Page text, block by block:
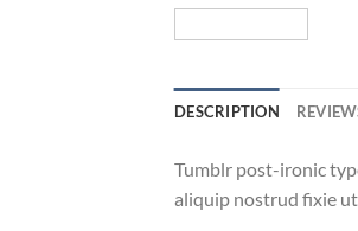
DESCRIPTION
Tumblr post-ironic
aliquip nostrud fixie